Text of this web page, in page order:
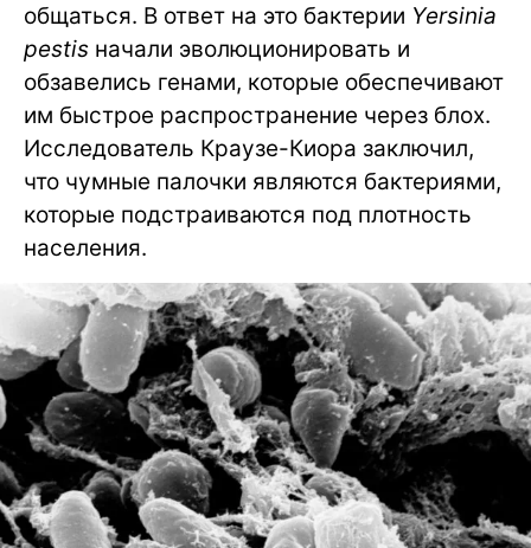
общаться. В ответ на это бактерии Yersinia
pestis начали эволюционировать и
обзавелись генами, которые обеспечивают
им быстрое распространение через блох.
Исследователь Краузе-Киора заключил,
что чумные палочки являются бактериями,
которые подстраиваются под плотность
населения.